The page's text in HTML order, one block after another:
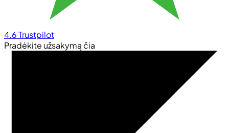
4.6Trustpilot
Pradėkite užsakymą čia